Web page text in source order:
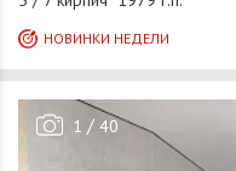
1 / 40